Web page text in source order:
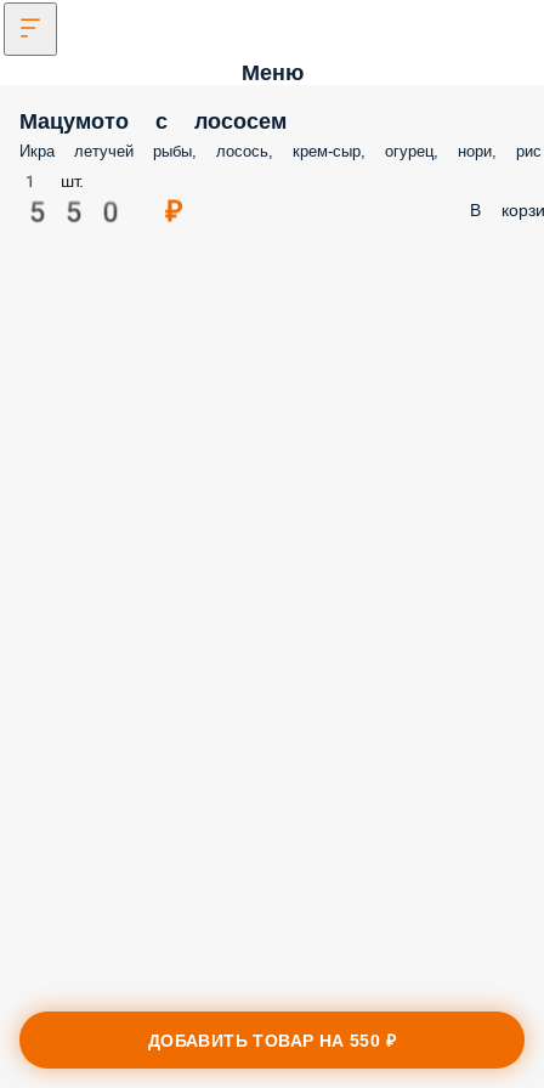
Меню
Мацумото с лососем
Икра летучей рыбы, лосось, крем-сыр, огурец, нори, рис
1 шт.
550 ₽ В
ДОБАВИТЬ ТОВАР НА550 ₽